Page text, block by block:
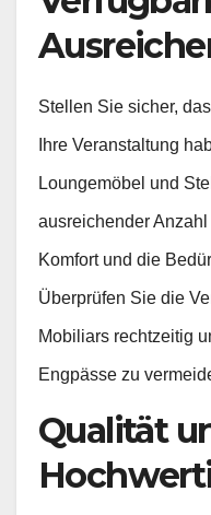
Stellen Sie sicher,
Ihre Veranstaltung
Loungemöbel und
ausreichender
Komfort und die
Überprüfen Sie die
Mobiliars rechtzeitig
Engpässe zu
Qualität